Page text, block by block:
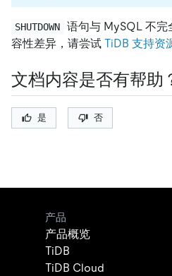
SHUTDOWN
语句与 MySQL 不完
容性差异，请尝试 TiDB 支持资
文档内容是否有帮助
是 否
产品
产品概览
TiDB
TiDB Cloud